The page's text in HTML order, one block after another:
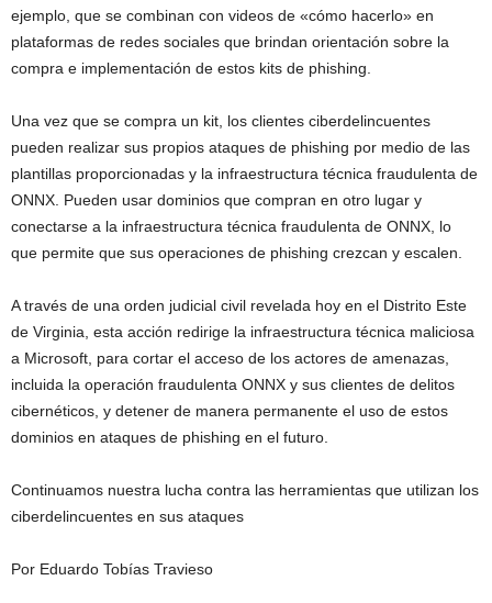
ejemplo, que se combinan con videos de «cómo hacerlo» en
plataformas de redes sociales que brindan orientación sobre la
compra e implementación de estos kits de phishing.
Una vez que se compra un kit, los clientes ciberdelincuentes
pueden realizar sus propios ataques de phishing por medio de las
plantillas proporcionadas y la infraestructura técnica fraudulenta de
ONNX. Pueden usar dominios que compran en otro lugar y
conectarse a la infraestructura técnica fraudulenta de ONNX, lo
que permite que sus operaciones de phishing crezcan y escalen.
A través de una orden judicial civil revelada hoy en el Distrito Este
de Virginia, esta acción redirige la infraestructura técnica maliciosa
a Microsoft, para cortar el acceso de los actores de amenazas,
incluida la operación fraudulenta ONNX y sus clientes de delitos
cibernéticos, y detener de manera permanente el uso de estos
dominios en ataques de phishing en el futuro.
Continuamos nuestra lucha contra las herramientas que utilizan los
ciberdelincuentes en sus ataques
Por Eduardo Tobías Travieso